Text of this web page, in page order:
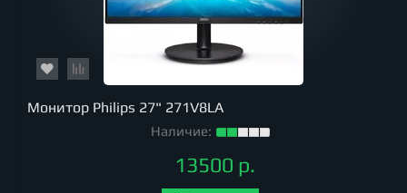
Монитор Philips 27" 271V8LA
Наличие:
13500 р.